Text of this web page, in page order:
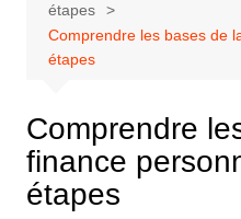
étapes
Comprendre les bases de
étapes
Comprendre
finance
étapes